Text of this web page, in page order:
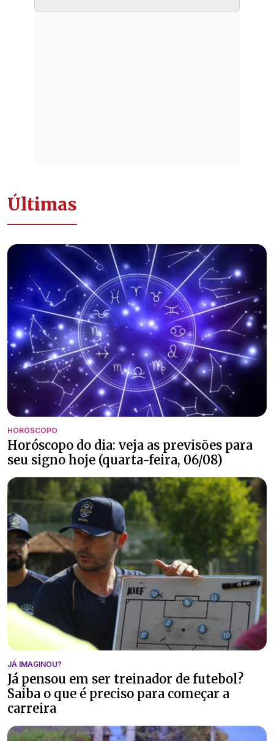
Últimas
HORÓSCOPO
Horóscopo do dia: veja as previsões para
seu signo hoje (quarta-feira, 06/08)
JÁ IMAGINOU?
Já pensou em ser treinador de futebol?
Saiba o que é preciso para começar a
carreira